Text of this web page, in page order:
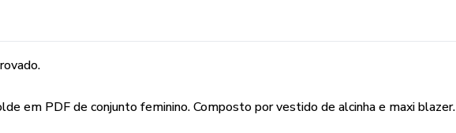
consulte ao vendedor! Obrigada pela preferência
em PDF de conjunto feminino. Composto por vestido de alcinha e maxi blazer.